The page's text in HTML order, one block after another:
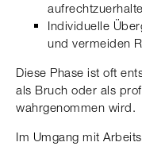
Individuelle
und vermeiden
Diese Phase ist oft
als Bruch oder als
wahrgenommen wird.
Im Umgang mit